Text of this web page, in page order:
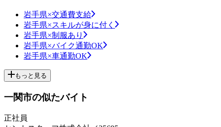
岩手県×交通費支給
岩手県×スキルが身に付く
岩手県×制服あり
岩手県×バイク通勤OK
岩手県×車通勤OK
もっと見る
一関市の似たバイト
正社員